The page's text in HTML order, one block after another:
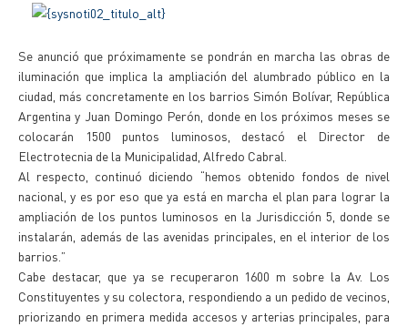
Se anunció que próximamente se pondrán en marcha las obras de
iluminación que implica la ampliación del alumbrado público en la
ciudad, más concretamente en los barrios Simón Bolívar, República
Argentina y Juan Domingo Perón, donde en los próximos meses se
colocarán 1500 puntos luminosos, destacó el Director de
Electrotecnia de la Municipalidad, Alfredo Cabral.
Al respecto, continuó diciendo “hemos obtenido fondos de nivel
nacional, y es por eso que ya está en marcha el plan para lograr la
ampliación de los puntos luminosos en la Jurisdicción 5, donde se
instalarán, además de las avenidas principales, en el interior de los
barrios.”
Cabe destacar, que ya se recuperaron 1600 m sobre la Av. Los
Constituyentes y su colectora, respondiendo a un pedido de vecinos,
priorizando en primera medida accesos y arterias principales, para